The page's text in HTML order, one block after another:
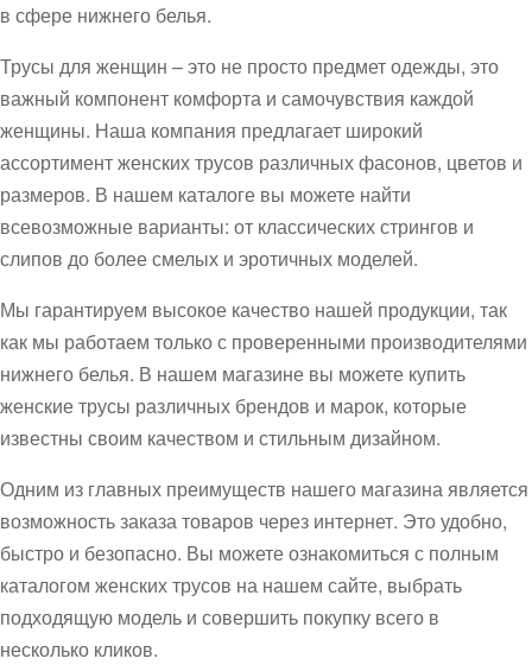
в сфере нижнего белья.
Трусы для женщин – это не просто предмет одежды, это
важный компонент комфорта и самочувствия каждой
женщины. Наша компания предлагает широкий
ассортимент женских трусов различных фасонов, цветов и
размеров. В нашем каталоге вы можете найти
всевозможные варианты: от классических стрингов и
слипов до более смелых и эротичных моделей.
Мы гарантируем высокое качество нашей продукции, так
как мы работаем только с проверенными производителями
нижнего белья. В нашем магазине вы можете купить
женские трусы различных брендов и марок, которые
известны своим качеством и стильным дизайном.
Одним из главных преимуществ нашего магазина является
возможность заказа товаров через интернет. Это удобно,
быстро и безопасно. Вы можете ознакомиться с полным
каталогом женских трусов на нашем сайте, выбрать
подходящую модель и совершить покупку всего в
несколько кликов.